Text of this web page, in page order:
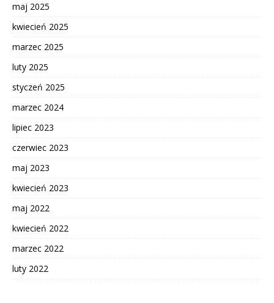
maj 2025
kwiecień 2025
marzec 2025
luty 2025
styczeń 2025
marzec 2024
lipiec 2023
czerwiec 2023
maj 2023
kwiecień 2023
maj 2022
kwiecień 2022
marzec 2022
luty 2022